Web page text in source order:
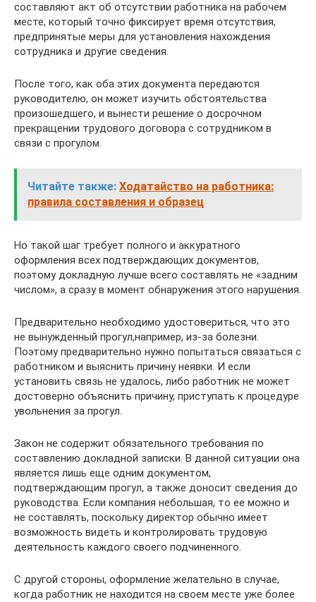
составляют акт об отсутствии работника на рабочем
месте, который точно фиксирует время отсутствия,
предпринятые меры для установления нахождения
сотрудника и другие сведения.
После того, как оба этих документа передаются
руководителю, он может изучить обстоятельства
произошедшего, и вынести решение о досрочном
прекращении трудового договора с сотрудником в
связи с прогулом.
Читайте также: Ходатайство на работника:
правила составления и образец
Но такой шаг требует полного и аккуратного
оформления всех подтверждающих документов,
поэтому докладную лучше всего составлять не «задним
числом», а сразу в момент обнаружения этого нарушения.
Предварительно необходимо удостовериться, что это
не вынужденный прогул,например, из-за болезни.
Поэтому предварительно нужно попытаться связаться с
работником и выяснить причину неявки. И если
установить связь не удалось, либо работник не может
достоверно объяснить причину, приступать к процедуре
увольнения за прогул.
Закон не содержит обязательного требования по
составлению докладной записки. В данной ситуации она
является лишь еще одним документом,
подтверждающим прогул, а также доносит сведения до
руководства. Если компания небольшая, то ее можно и
не составлять, поскольку директор обычно имеет
возможность видеть и контролировать трудовую
деятельность каждого своего подчиненного.
С другой стороны, оформление желательно в случае,
когда работник не находится на своем месте уже более